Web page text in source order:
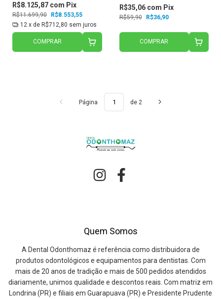
R$11.699,90 R$8.553,55
R$8.125,87 com Pix
12 x de R$712,80 sem juros
COMPRAR
R$59,90 R$36,90
R$35,06 com Pix
COMPRAR
Página de 2
Quem Somos
A Dental Odonthomaz é referência como distribuidora de
produtos odontológicos e equipamentos para dentistas. Com
mais de 20 anos de tradição e mais de 500 pedidos atendidos
diariamente, unimos qualidade e descontos reais. Com matriz em
Londrina (PR) e filiais em Guarapuava (PR) e Presidente Prudente